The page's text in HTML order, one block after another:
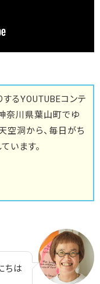
るYOUTUBEコンテ
神奈川県葉山町でゆ
空洞から、毎日がち
います。
ちは